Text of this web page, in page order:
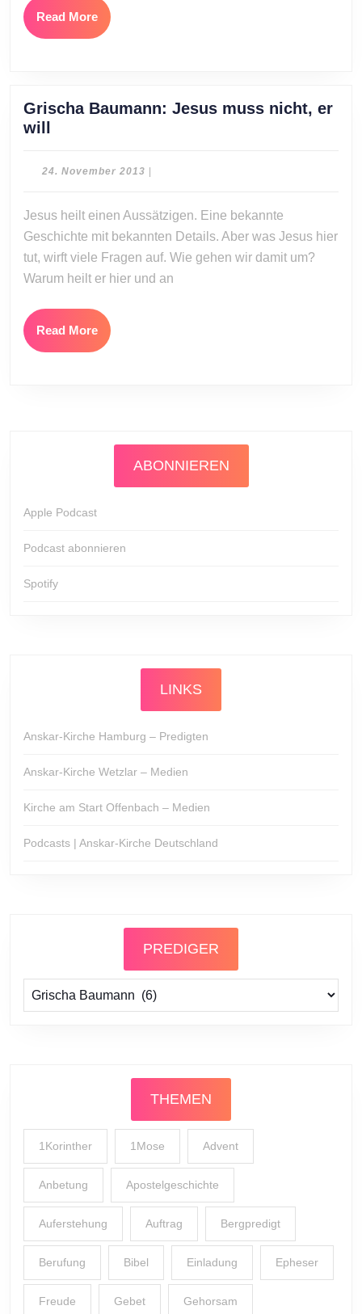
Read MoreRead
More
Grischa Baumann: Jesus muss nicht, er
will
Jesus
er
will
24. November 2013 24.
Jesus heilt einen Aussätzigen. Eine bekannte
Geschichte mit bekannten Details. Aber was Jesus hier
tut, wirft viele Fragen auf. Wie gehen wir damit um?
Warum heilt er hier und an
Read MoreRead
More
ABONNIEREN
Apple Podcast
Podcast abonnieren
Spotify
LINKS
Anskar-Kirche Hamburg – Predigten
Anskar-Kirche Wetzlar – Medien
Kirche am Start Offenbach – Medien
Podcasts | Anskar-Kirche Deutschland
PREDIGER
Prediger
THEMEN
1Korinther 1Mose Advent
Anbetung Apostelgeschichte
Auferstehung Auftrag Bergpredigt
Berufung Bibel Einladung Epheser
Freude Gebet Gehorsam